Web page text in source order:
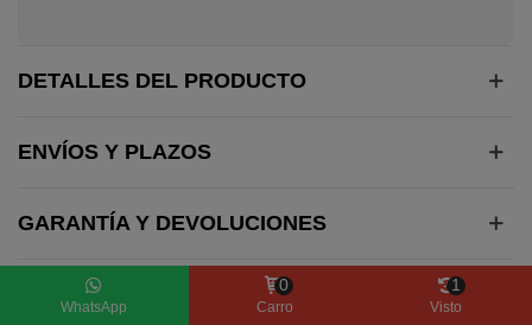
DETALLES DEL PRODUCTO
ENVÍOS Y PLAZOS
GARANTÍA Y DEVOLUCIONES
COMENTARIOS
WhatsApp Carro
0
Visto
1